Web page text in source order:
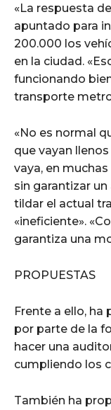
«La respuesta
apuntado para
200.000 los
en la ciudad.
funcionando
transporte
«No es normal
que vayan
vaya, en
sin garantizar
tildar el actual
«ineficiente».
garantiza una
PROPUESTAS
Frente a ello,
por parte de la
hacer una
cumpliendo los
También ha